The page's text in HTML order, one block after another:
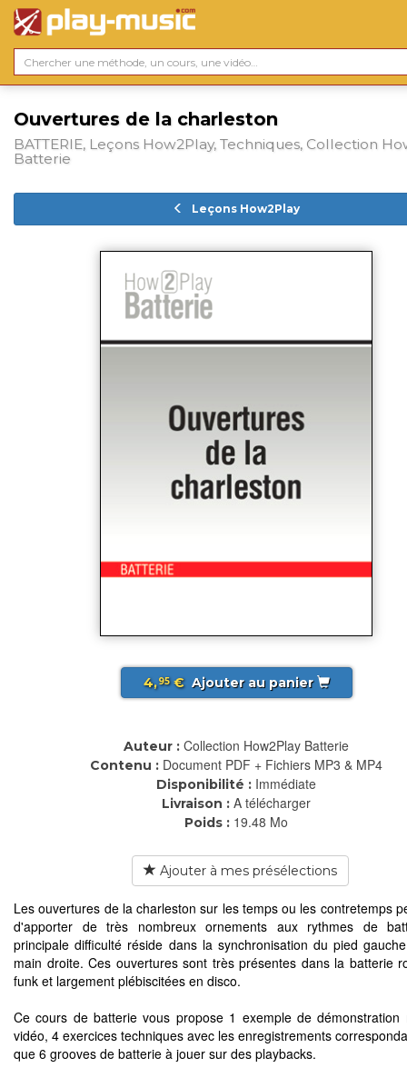
Ouvertures de la charleston
BATTERIE, Leçons How2Play, Techniques, Collection
Batterie
Leçons How2Play
4,95€ Ajouter au panier
Auteur : Collection How2Play Batterie
Contenu : Document PDF + Fichiers MP3 & MP4
Disponibilité : Immédiate
Livraison : A télécharger
Poids : 19.48 Mo
Ajouter à mes présélections
Les ouvertures de la charleston sur les temps ou les contretemps
d'apporter de très nombreux ornements aux rythmes de
principale difficulté réside dans la synchronisation du pied
main droite. Ces ouvertures sont très présentes dans la batterie
funk et largement plébiscitées en disco.
Ce cours de batterie vous propose 1 exemple de démonstration
vidéo, 4 exercices techniques avec les enregistrements
que 6 grooves de batterie à jouer sur des playbacks.